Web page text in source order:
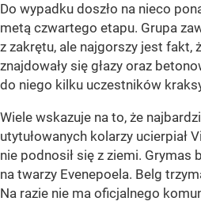
Do wypadku doszło na nieco
metą czwartego etapu. Grupa
z zakrętu, ale najgorszy jest fakt,
znajdowały się głazy oraz
do niego kilku uczestników
Wiele wskazuje na to, że
utytułowanych kolarzy ucierpiał
nie podnosił się z ziemi. Grymas
na twarzy Evenepoela. Belg
Na razie nie ma oficjalnego